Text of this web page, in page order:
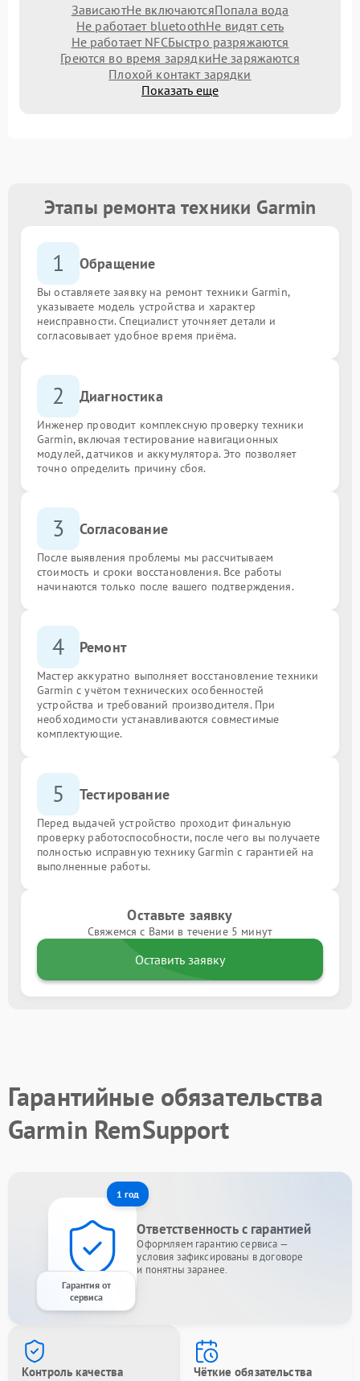
ЗависаютНе включаютсяПопала вода
Не работает bluetoothНе видят сеть
Не работает NFCБыстро разряжаются
Греются во время зарядкиНе заряжаются
Плохой контакт зарядки
Показать еще
Этапы ремонта техники Garmin
1 Обращение
Вы оставляете заявку на ремонт техники Garmin,
указываете модель устройства и характер
неисправности. Специалист уточняет детали и
согласовывает удобное время приёма.
2 Диагностика
Инженер проводит комплексную проверку техники
Garmin, включая тестирование навигационных
модулей, датчиков и аккумулятора. Это позволяет
точно определить причину сбоя.
3 Согласование
После выявления проблемы мы рассчитываем
стоимость и сроки восстановления. Все работы
начинаются только после вашего подтверждения.
4 Ремонт
Мастер аккуратно выполняет восстановление техники
Garmin с учётом технических особенностей
устройства и требований производителя. При
необходимости устанавливаются совместимые
комплектующие.
5 Тестирование
Перед выдачей устройство проходит финальную
проверку работоспособности, после чего вы получаете
полностью исправную технику Garmin с гарантией на
выполненные работы.
Оставьте заявку
Свяжемся с Вами в течение 5 минут
Оставить заявку
Гарантийные обязательства
Garmin RemSupport
1 год
Гарантия от
сервиса
Ответственность с гарантией
Оформляем гарантию сервиса —
условия зафиксированы в договоре
и понятны заранее.
Контроль качества Чёткие обязательства